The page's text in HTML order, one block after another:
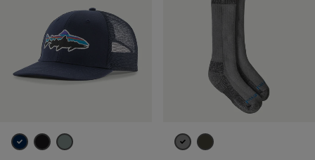
Taille Unique (5)
Filtrer par
Coupe